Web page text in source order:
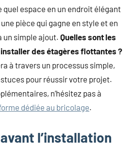
quel espace en un endroit élégant
pièce qui gagne en style et en
simple ajout. Quelles sont les
des étagères flottantes ?
à travers un processus simple,
pour réussir votre projet.
n’hésitez pas à
dédiée au bricolage.
l’installation